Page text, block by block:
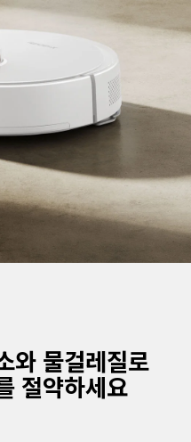
와 물걸레질로
절약하세요